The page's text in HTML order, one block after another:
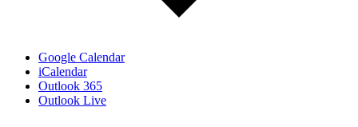
Google Calendar
iCalendar
Outlook 365
Outlook Live